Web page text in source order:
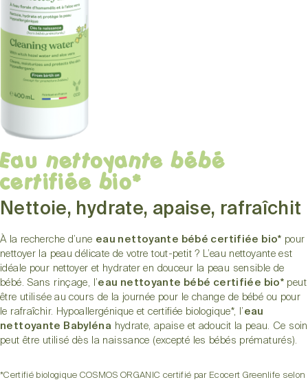
Eau nettoyante bébé
certifiée bio*
Nettoie, hydrate, apaise, rafraîchit
À la recherche d’une eau nettoyante bébé certifiée bio* pour
nettoyer la peau délicate de votre tout-petit ? L’eau nettoyante est
idéale pour nettoyer et hydrater en douceur la peau sensible de
bébé. Sans rinçage, l’eau nettoyante bébé certifiée bio* peut
être utilisée au cours de la journée pour le change de bébé ou pour
le rafraîchir. Hypoallergénique et certifiée biologique*, l’ eau
nettoyante Babyléna hydrate, apaise et adoucit la peau. Ce soin
peut être utilisé dès la naissance (excepté les bébés prématurés).
*Certifié biologique COSMOS ORGANIC certifié par Ecocert Greenlife selon